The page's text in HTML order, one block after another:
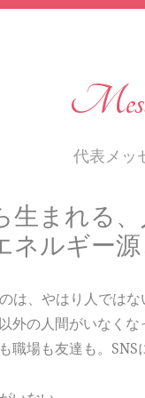
代表メッ
生まれる
ネルギー
、やはり人ではな
外の人間がいなくな
場も友達も。SNS